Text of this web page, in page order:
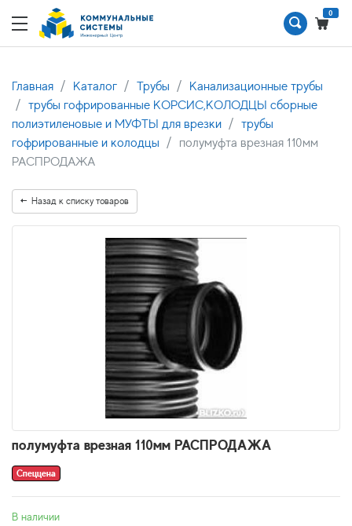
0
Главная Каталог Трубы
Канализационные трубы
трубы гофрированные КОРСИС,КОЛОДЦЫ сборные
полиэтиленовые и МУФТЫ для врезки
трубы
гофрированные и колодцы
полумуфта врезная 110мм
РАСПРОДАЖА
Назад к списку товаров
полумуфта врезная 110мм РАСПРОДАЖА
Спеццена
В наличии